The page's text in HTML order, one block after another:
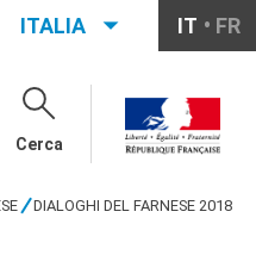
ITALIA IT FR
Cerca
DIALOGHI DEL FARNESE 2018